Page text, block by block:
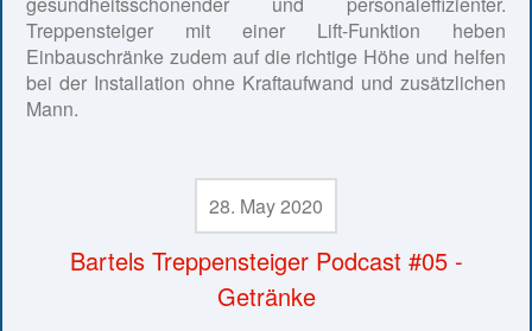
Treppensteiger mit einer Lift-Funktion heben
Einbauschränke zudem auf die richtige Höhe und helfen
bei der Installation ohne Kraftaufwand und zusätzlichen
Mann.
28. May 2020
Bartels Treppensteiger Podcast #05 -
Getränke